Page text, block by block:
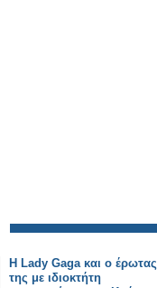
H Lady Gaga και ο έρωτας
της με ιδιοκτήτη